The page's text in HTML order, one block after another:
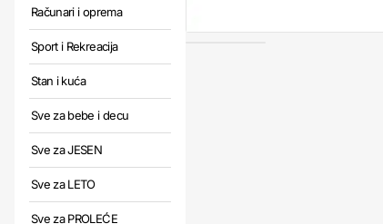
Računari i oprema
Sport i Rekreacija
Stan i kuća
Sve za bebe i decu
Sve za JESEN
Sve za LETO
Sve za PROLEĆE